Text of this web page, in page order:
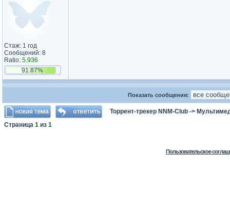
Стаж: 1 год
Сообщений: 8
Ratio: 5.936
91.87%
Показать сообщения:
Торрент-трекер NNM-Club ->
Страница 1 из 1
Пользовательское